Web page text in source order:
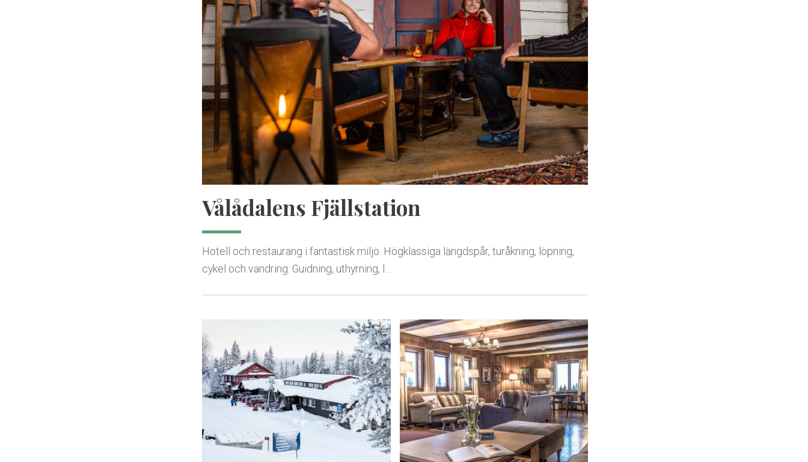
Vålådalens Fjällstation
Hotell och restaurang i fantastisk miljö. Högklassiga längdspår, turåkning, löpning,
cykel och vandring. Guidning, uthyrning, l…